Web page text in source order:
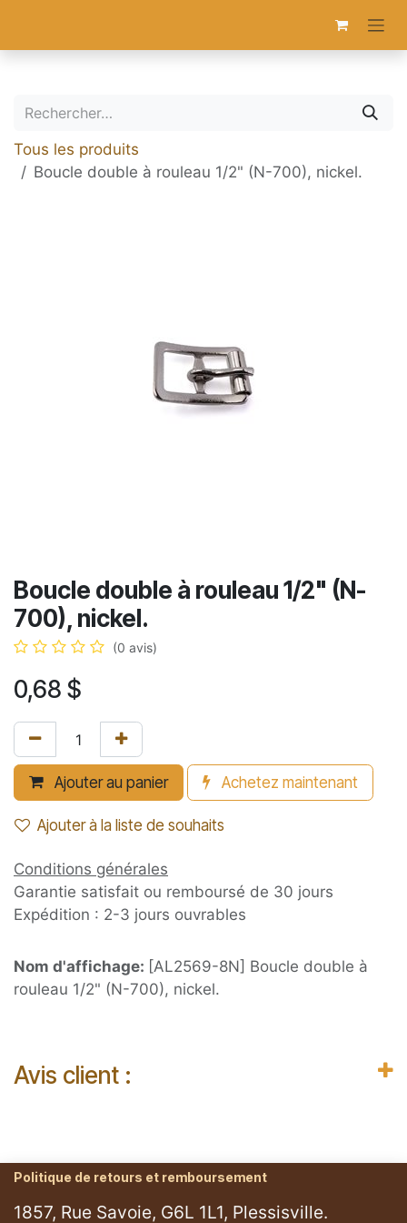
Tous les produits
Boucle double à rouleau 1/2" (N-700), nickel.
Boucle double à rouleau 1/2" (N-
700), nickel.
(0 avis)
0,68 $
Ajouter au panier Achetez maintenant
Ajouter à la liste de souhaits
Conditions générales
Garantie satisfait ou remboursé de 30 jours
Expédition : 2-3 jours ouvrables
Nom d'affichage: [AL2569-8N] Boucle double à
rouleau 1/2" (N-700), nickel.
Avis client :
Politique de retours et remboursement
1857, Rue Savoie, G6L 1L1, Plessisville.